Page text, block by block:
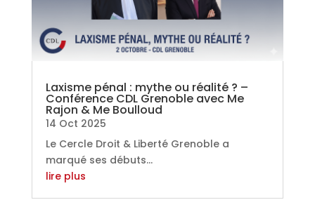
Laxisme pénal : mythe ou réalité ? –
Conférence CDL Grenoble avec Me
Rajon & Me Boulloud
14 Oct 2025
Le Cercle Droit & Liberté Grenoble a
marqué ses débuts...
lire plus